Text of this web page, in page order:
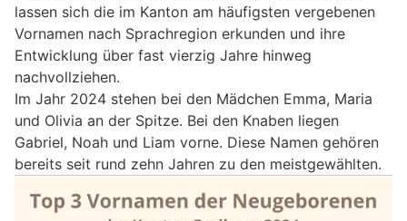
lassen sich die im Kanton am häufigsten vergebenen
Vornamen nach Sprachregion erkunden und ihre
Entwicklung über fast vierzig Jahre hinweg
nachvollziehen.
Im Jahr 2024 stehen bei den Mädchen Emma, Maria
und Olivia an der Spitze. Bei den Knaben liegen
Gabriel, Noah und Liam vorne. Diese Namen gehören
bereits seit rund zehn Jahren zu den meistgewählten.